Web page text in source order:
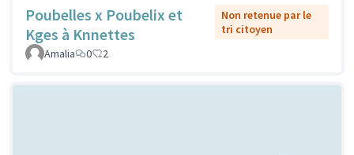
Poubelles x Poubelix et
Kges à Knnettes
Non retenue par le
tri citoyen
Amalia
0 2